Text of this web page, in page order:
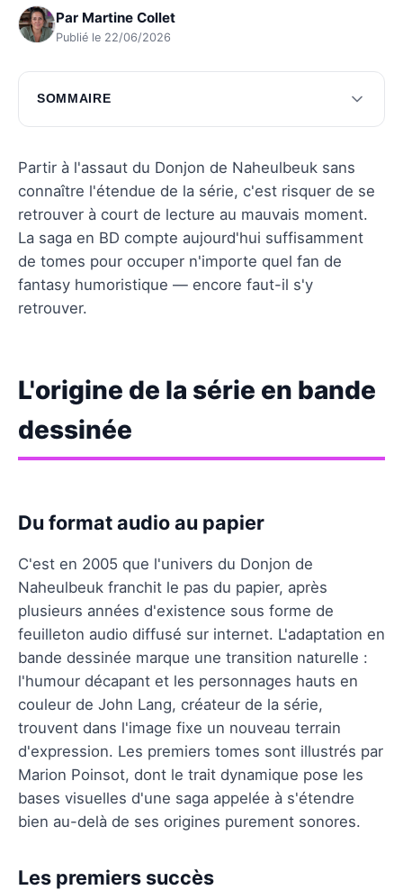
Par Martine Collet
Publié le 22/06/2026
SOMMAIRE
L'origine de la série en bande dessinée
Nombre de tomes publiés
L'évolution de l'illustration
L'impact de la série sur la culture pop
Questions fréquentes
Partir à l'assaut du Donjon de Naheulbeuk sans
connaître l'étendue de la série, c'est risquer de se
retrouver à court de lecture au mauvais moment.
La saga en BD compte aujourd'hui suffisamment
de tomes pour occuper n'importe quel fan de
fantasy humoristique — encore faut-il s'y
retrouver.
L'origine de la série en bande
dessinée
Du format audio au papier
C'est en 2005 que l'univers du Donjon de
Naheulbeuk franchit le pas du papier, après
plusieurs années d'existence sous forme de
feuilleton audio diffusé sur internet. L'adaptation en
bande dessinée marque une transition naturelle :
l'humour décapant et les personnages hauts en
couleur de John Lang, créateur de la série,
trouvent dans l'image fixe un nouveau terrain
d'expression. Les premiers tomes sont illustrés par
Marion Poinsot, dont le trait dynamique pose les
bases visuelles d'une saga appelée à s'étendre
bien au-delà de ses origines purement sonores.
Les premiers succès